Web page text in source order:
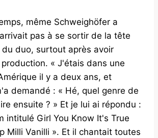
même Schweighöfer a
pas à se sortir de la tête
du duo, surtout après avoir
« J'étais dans une
il y a deux ans, et
demandé : « Hé, quel genre de
ensuite ? » Et je lui ai répondu :
intitulé Girl You Know It's True
Milli Vanilli ». Et il chantait toutes